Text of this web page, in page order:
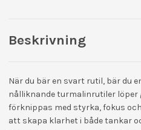
Beskrivning
När du bär en svart rutil, bär du
nålliknande turmalinrutiler löper
förknippas med styrka, fokus
att skapa klarhet i både tankar